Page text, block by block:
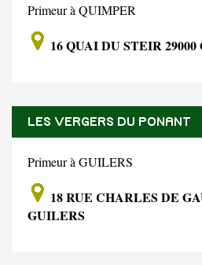
Primeur à QUIMPER
16 QUAI DU STEIR
LES VERGERS DU PONANT
Primeur à GUILERS
18 RUE CHARLES DE
GUILERS